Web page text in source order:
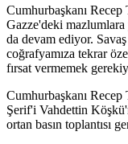
Cumhurbaşkanı
Gazze'deki mazlumlara
da devam ediyor.
coğrafyamıza tekrar
fırsat vermemek
Cumhurbaşkanı
Şerif'i Vahdettin
ortan basın toplantısı